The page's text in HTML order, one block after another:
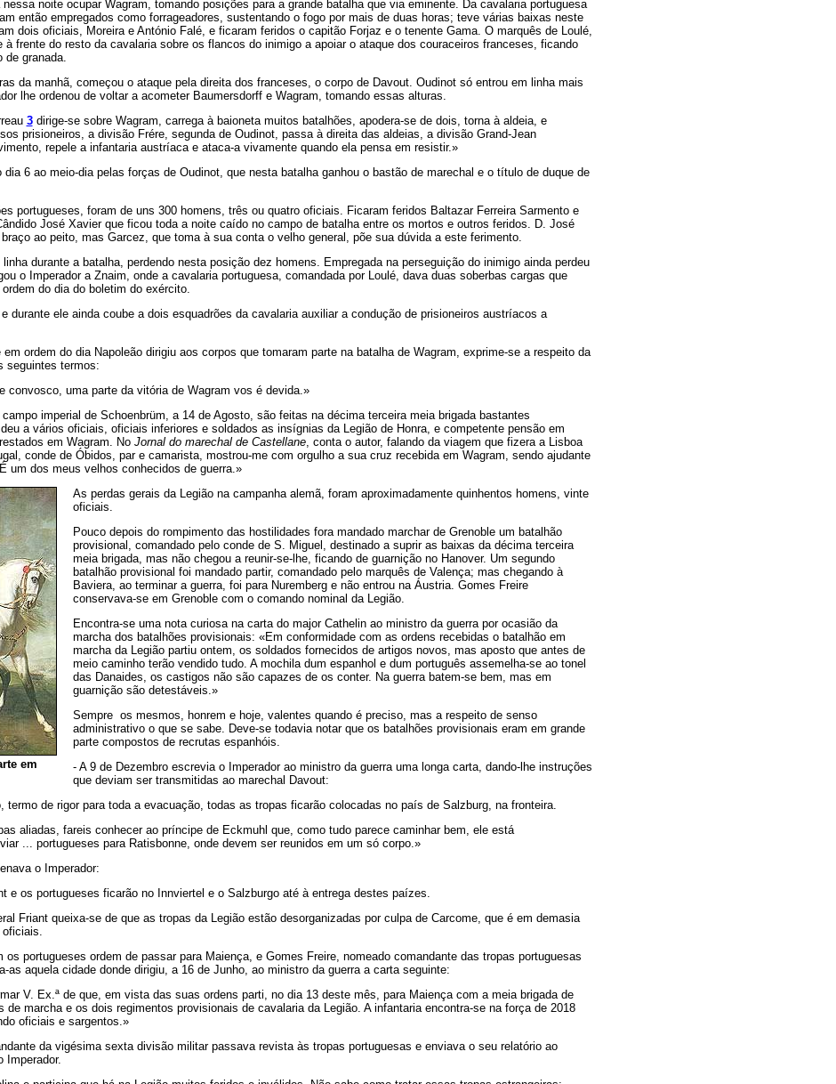
nessa noite ocupar Wagram, tomando posições para a grande batalha que via eminente. Da cavalaria portuguesa
então empregados como forrageadores, sustentando o fogo por mais de duas horas; teve várias baixas neste
dois oficiais, Moreira e António Falé, e ficaram feridos o capitão Forjaz e o tenente Gama. O marquês de Loulé,
à frente do resto da cavalaria sobre os flancos do inimigo a apoiar o ataque dos couraceiros franceses, ficando
de granada.
da manhã, começou o ataque pela direita dos franceses, o corpo de Davout. Oudinot só entrou em linha mais
lhe ordenou de voltar a acometer Baumersdorff e Wagram, tomando essas alturas.
3dirige-se sobre Wagram, carrega à baioneta muitos batalhões, apodera-se de dois, torna à aldeia, e
prisioneiros, a divisão Frére, segunda de Oudinot, passa à direita das aldeias, a divisão Grand-Jean
repele a infantaria austríaca e ataca-a vivamente quando ela pensa em resistir.»
dia 6 ao meio-dia pelas forças de Oudinot, que nesta batalha ganhou o bastão de marechal e o título de duque de
portugueses, foram de uns 300 homens, três ou quatro oficiais. Ficaram feridos Baltazar Ferreira Sarmento e
José Xavier que ficou toda a noite caído no campo de batalha entre os mortos e outros feridos. D. José
ao peito, mas Garcez, que toma à sua conta o velho general, põe sua dúvida a este ferimento.
durante a batalha, perdendo nesta posição dez homens. Empregada na perseguição do inimigo ainda perdeu
o Imperador a Znaim, onde a cavalaria portuguesa, comandada por Loulé, dava duas soberbas cargas que
do dia do boletim do exército.
durante ele ainda coube a dois esquadrões da cavalaria auxiliar a condução de prisioneiros austríacos a
em ordem do dia Napoleão dirigiu aos corpos que tomaram parte na batalha de Wagram, exprime-se a respeito da
seguintes termos:
convosco, uma parte da vitória de Wagram vos é devida.»
imperial de Schoenbrüm, a 14 de Agosto, são feitas na décima terceira meia brigada bastantes
a vários oficiais, oficiais inferiores e soldados as insígnias da Legião de Honra, e competente pensão em
em Wagram. No Jornal do marechal de Castellane, conta o autor, falando da viagem que fizera a Lisboa
conde de Óbidos, par e camarista, mostrou-me com orgulho a sua cruz recebida em Wagram, sendo ajudante
um dos meus velhos conhecidos de guerra.»
em
As perdas gerais da Legião na campanha alemã, foram aproximadamente quinhentos homens, vinte
oficiais.
Pouco depois do rompimento das hostilidades fora mandado marchar de Grenoble um batalhão
provisional, comandado pelo conde de S. Miguel, destinado a suprir as baixas da décima terceira
meia brigada, mas não chegou a reunir-se-lhe, ficando de guarnição no Hanover. Um segundo
batalhão provisional foi mandado partir, comandado pelo marquês de Valença; mas chegando à
Baviera, ao terminar a guerra, foi para Nuremberg e não entrou na Áustria. Gomes Freire
conservava-se em Grenoble com o comando nominal da Legião.
Encontra-se uma nota curiosa na carta do major Cathelin ao ministro da guerra por ocasião da
marcha dos batalhões provisionais: «Em conformidade com as ordens recebidas o batalhão em
marcha da Legião partiu ontem, os soldados fornecidos de artigos novos, mas aposto que antes de
meio caminho terão vendido tudo. A mochila dum espanhol e dum português assemelha-se ao tonel
das Danaides, os castigos não são capazes de os conter. Na guerra batem-se bem, mas em
guarnição são detestáveis.»
Sempre os mesmos, honrem e hoje, valentes quando é preciso, mas a respeito de senso
administrativo o que se sabe. Deve-se todavia notar que os batalhões provisionais eram em grande
parte compostos de recrutas espanhóis.
- A 9 de Dezembro escrevia o Imperador ao ministro da guerra uma longacarta, dando-lhe instruções
que deviam ser transmitidas ao marechal Davout:
termo de rigor para toda a evacuação, todas as tropas ficarão colocadas no país de Salzburg, na fronteira.
aliadas, fareis conhecer ao príncipe de Eckmuhl que, como tudo parece caminhar bem, ele está
... portugueses para Ratisbonne, onde devem ser reunidos em um só corpo.»
o Imperador:
e os portugueses ficarão no Innviertel e o Salzburgo até à entrega destes paízes.
Friant queixa-se de que as tropas da Legião estão desorganizadas por culpa de Carcome, que é em demasia
oficiais.
os portugueses ordem de passar para Maiença, e Gomes Freire, nomeado comandante das tropas portuguesas
as aquela cidade donde dirigiu, a 16 de Junho, ao ministro da guerra a carta seguinte:
V. Ex.ª de que, em vista das suas ordens parti, no dia 13 deste mês, para Maiença com a meia brigada de
de marcha e os dois regimentos provisionais de cavalaria da Legião. A infantaria encontra-se na força de 2018
oficiais e sargentos.»
da vigésima sexta divisão militar passava revista às tropas portuguesas e enviava o seu relatório ao
Imperador.